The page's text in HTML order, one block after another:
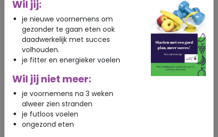
Wil jij:
je nieuwe voornemens om
gezonder te gaan eten ook
daadwerkelijk met succes
volhouden.
je fitter en energieker voelen
Wil jij niet meer:
je voornemens na 3 weken
alweer zien stranden
je futloos voelen
ongezond eten